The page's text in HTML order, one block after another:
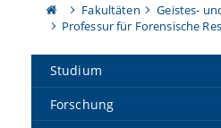
Fakultäten Geistes-
Professur für Forensische
Studium
Forschung